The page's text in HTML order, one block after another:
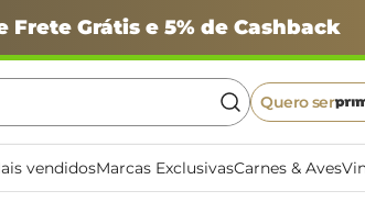
Frete Grátis e 5% de Cashback
Quero ser
vendidosMarcas ExclusivasCarnes & Aves